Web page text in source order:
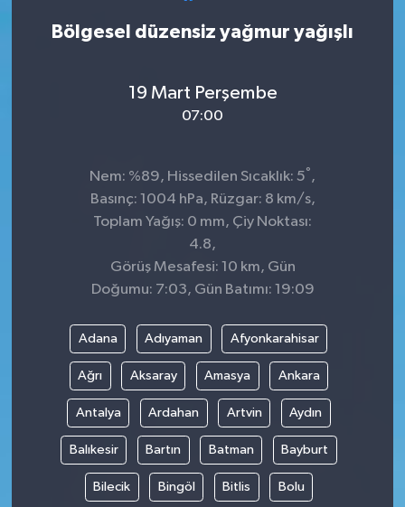
Bölgesel düzensiz yağmur yağışlı
19 Mart Perşembe
07:00
Nem: %89, Hissedilen Sıcaklık: 5° ,
Basınç: 1004 hPa, Rüzgar: 8 km/s,
Toplam Yağış: 0 mm, Çiy Noktası:
4.8,
Görüş Mesafesi: 10 km, Gün
Doğumu: 7:03, Gün Batımı: 19:09
Adana Adıyaman Afyonkarahisar
Ağrı Aksaray Amasya Ankara
Antalya Ardahan Artvin Aydın
Balıkesir Bartın Batman Bayburt
Bilecik Bingöl Bitlis Bolu